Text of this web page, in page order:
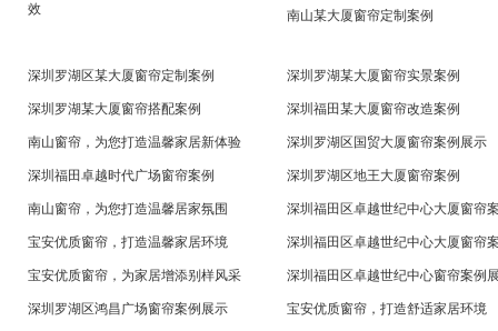
效
南山某大厦窗帘定制案例
深圳罗湖区某大厦窗帘定制案例 深圳罗湖某大厦窗帘实景案例
深圳罗湖某大厦窗帘搭配案例 深圳福田某大厦窗帘改造案例
南山窗帘，为您打造温馨家居新体验 深圳罗湖区国贸大厦窗帘案例展示
深圳福田卓越时代广场窗帘案例 深圳罗湖区地王大厦窗帘案例
南山窗帘，为您打造温馨居家氛围 深圳福田区卓越世纪中心大厦窗帘
宝安优质窗帘，打造温馨家居环境 深圳福田区卓越世纪中心大厦窗帘
宝安优质窗帘，为家居增添别样风采 深圳福田区卓越世纪中心窗帘案例
深圳罗湖区鸿昌广场窗帘案例展示 宝安优质窗帘，打造舒适家居环境